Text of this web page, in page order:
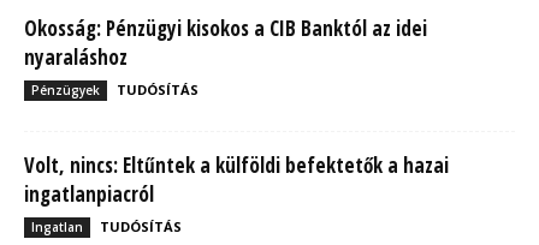
Okosság: Pénzügyi kisokos a CIB Banktól az idei
nyaraláshoz
Pénzügyek TUDÓSÍTÁS
Volt, nincs: Eltűntek a külföldi befektetők a hazai
ingatlanpiacról
Ingatlan TUDÓSÍTÁS